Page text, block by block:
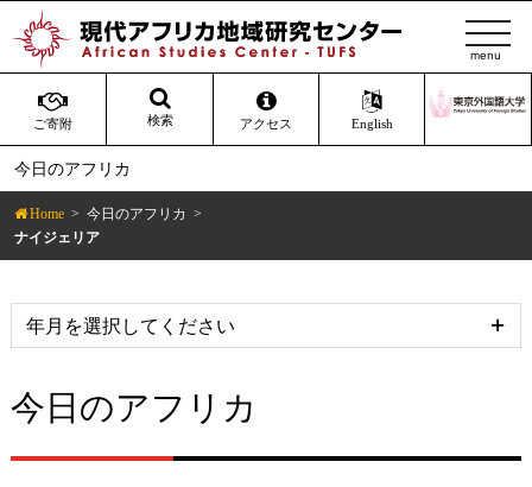
ご寄附 検索 アクセス English
t
o
g
l
v
g
a
n
今日のアフリカ
Home
今日のアフリカ
ナイジェリア
今日のアフリカ